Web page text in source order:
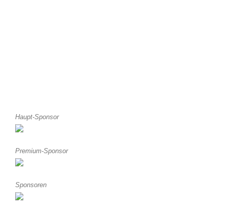
Haupt-Sponsor
Premium-Sponsor
Sponsoren